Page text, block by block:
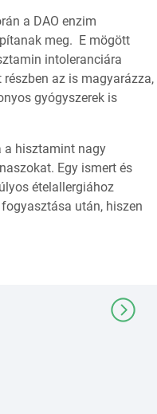
a DAO enzim
meg. E mögött
intoleranciára
az is magyarázza,
gyógyszerek is
a hisztamint nagy
Egy ismert és
ételallergiához
után, hiszen